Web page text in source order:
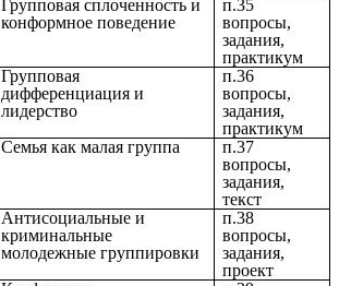
Групповая сплоченность и
конформное поведение
п.35
вопросы,
задания,
практикум
Групповая
дифференциация и
лидерство
п.36
вопросы,
задания,
практикум
Семья как малая группа
п.37
вопросы,
задания,
текст
Антисоциальные и
криминальные
молодежные группировки
п.38
вопросы,
задания,
проект